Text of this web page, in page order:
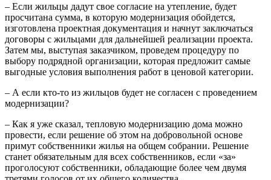
– Если жильцы дадут свое согласие на утепление, будет
просчитана сумма, в которую модернизация обойдется,
изготовлена проектная документация и начнут заключаться
договоры с жильцами для дальнейшей реализации проекта.
Затем мы, выступая заказчиком, проведем процедуру по
выбору подрядной организации, которая предложит самые
выгодные условия выполнения работ в ценовой категории.
– А если кто-то из жильцов будет не согласен с проведением
модернизации?
– Как я уже сказал, тепловую модернизацию дома можно
провести, если решение об этом на добровольной основе
примут собственники жилья на общем собрании. Решение
станет обязательным для всех собственников, если «за»
проголосуют собственники, обладающие более чем двумя